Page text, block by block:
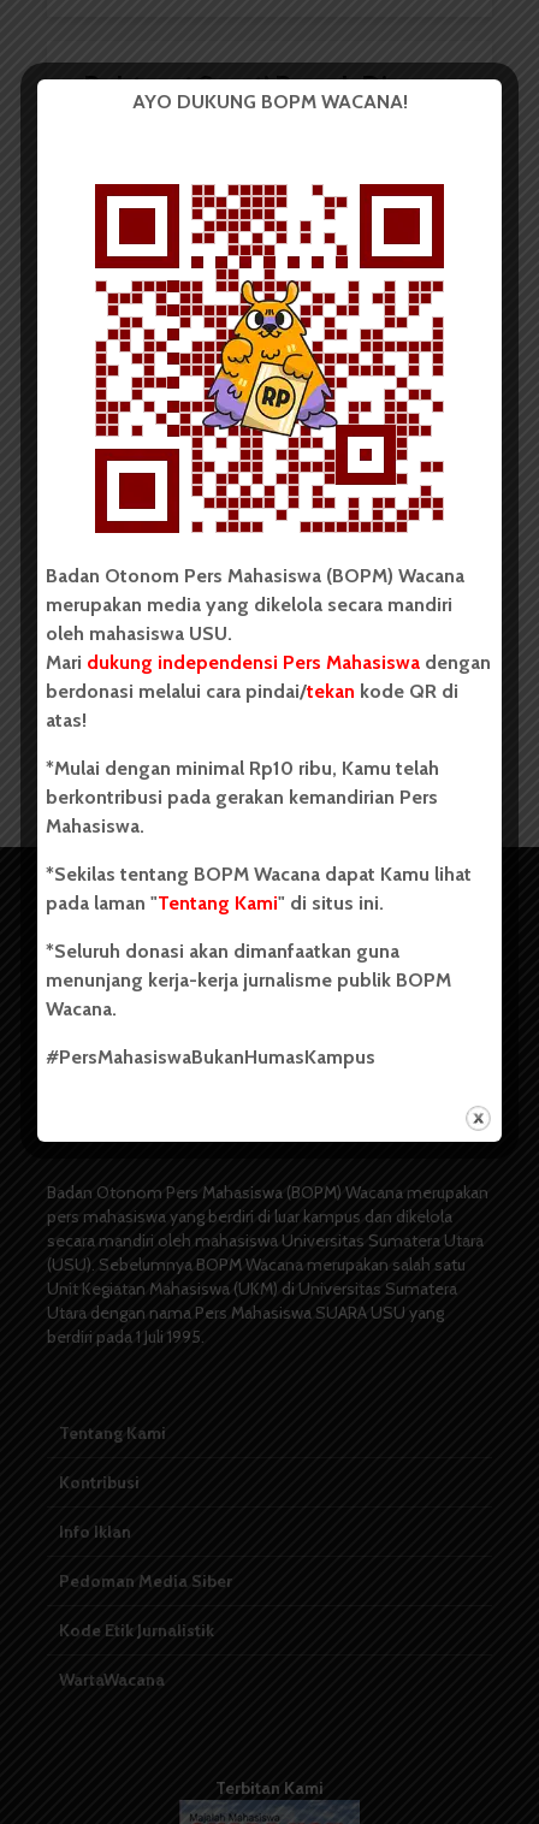
Rektorat Surati Rumah Dinas
Redaksi 15 Desember 2016 2 menit waktu baca
Besok, Pema USU Gelar
Mediasi dengan Rektorat
Badan Otonom Pers Mahasiswa (BOPM) Wacana merupakan
pers mahasiswa yang berdiri di luar kampus dan dikelola
secara mandiri oleh mahasiswa Universitas Sumatera Utara
(USU). Sebelumnya BOPM Wacana merupakan salah satu
Unit Kegiatan Mahasiswa (UKM) di Universitas Sumatera
Utara dengan nama Pers Mahasiswa SUARA USU yang
berdiri pada 1 Juli 1995.
Tentang Kami
Kontribusi
Info Iklan
Pedoman Media Siber
Kode Etik Jurnalistik
WartaWacana
Terbitan Kami
AYO DUKUNG BOPM WACANA!
Badan Otonom Pers Mahasiswa (BOPM) Wacana
merupakan media yang dikelola secara mandiri
oleh mahasiswa USU.
Mari dukung independensi Pers Mahasiswa dengan
berdonasi melalui cara pindai/tekan kode QR di
atas!
*Mulai dengan minimal Rp10 ribu, Kamu telah
berkontribusi pada gerakan kemandirian Pers
Mahasiswa.
*Sekilas tentang BOPM Wacana dapat Kamu lihat
pada laman "Tentang Kami" di situs ini.
*Seluruh donasi akan dimanfaatkan guna
menunjang kerja-kerja jurnalisme publik BOPM
Wacana.
#PersMahasiswaBukanHumasKampus